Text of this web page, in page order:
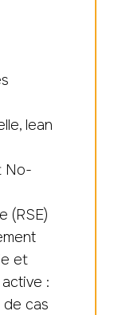
lean
No-
(RSE)
et
:
cas